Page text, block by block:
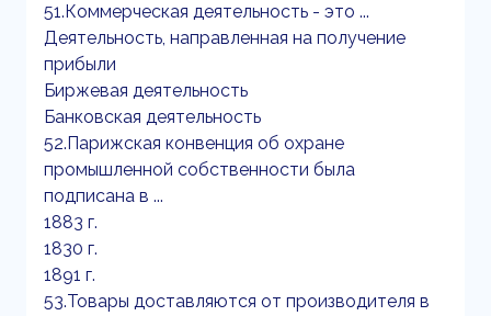
51.Коммерческая деятельность - это ...
Деятельность, направленная на получение
прибыли
Биржевая деятельность
Банковская деятельность
52.Парижская конвенция об охране
промышленной собственности была
подписана в ...
1883 г.
1830 г.
1891 г.
53.Товары доставляются от производителя в